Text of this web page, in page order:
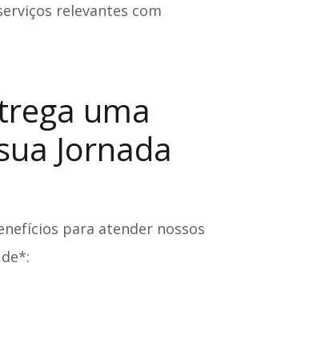
relevantes com
uma
Jornada
para atender nossos